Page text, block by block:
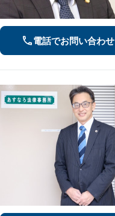
電話でお問い合わせ